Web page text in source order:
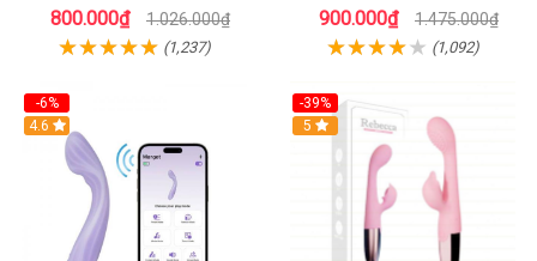
800.000₫ 1.026.000₫
(1,237)
900.000₫ 1.475.000₫
(1,092)
-6%
4.6
-39%
Hot
5